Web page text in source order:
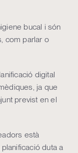
bucal i són
com parlar o
digital
ja que
previst en el
està
duta a